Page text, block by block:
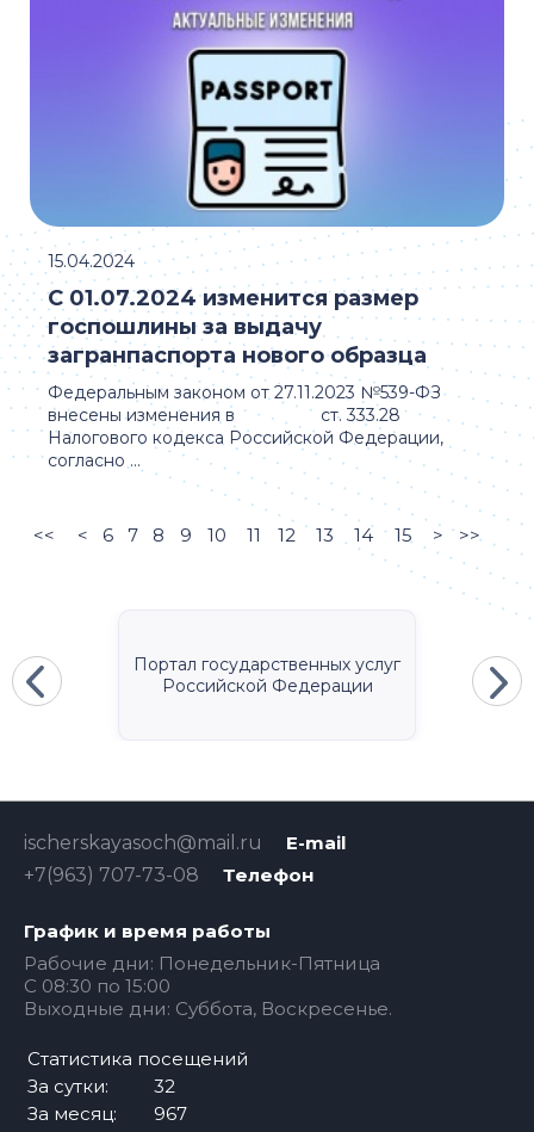
Федеральным законом от 27.11.2023 №539-ФЗ
внесены изменения в ст. 333.28
Налогового кодекса Российской Федерации,
согласно ...
С 01.07.2024 изменится размер
госпошлины за выдачу
загранпаспорта нового образца
15.04.2024
<< < 6 7 8 9 10 11 12 13 14 15 > >>
Портал государственных услуг
Российской Федерации
E-mail
ischerskayasoch@mail.ru
Телефон
+7(963) 707-73-08
График и время работы
Рабочие дни: Понедельник-Пятница
С 08:30 по 15:00
Выходные дни: Суббота, Воскресенье.
Статистика посещений
За сутки:
32
За месяц:
967